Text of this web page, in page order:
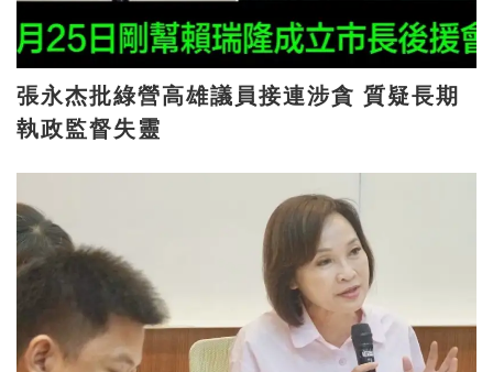
張永杰批綠營高雄議員接連涉貪 質疑長期
執政監督失靈